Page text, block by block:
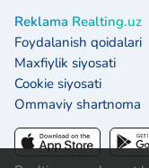
Reklama Realting.uz
Foydalanish qoidalari
Maxfiylik siyosati
Cookie siyosati
Ommaviy shartnoma